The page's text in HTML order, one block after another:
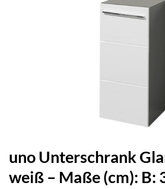
uno Unterschrank
weiß – Maße (cm): B: